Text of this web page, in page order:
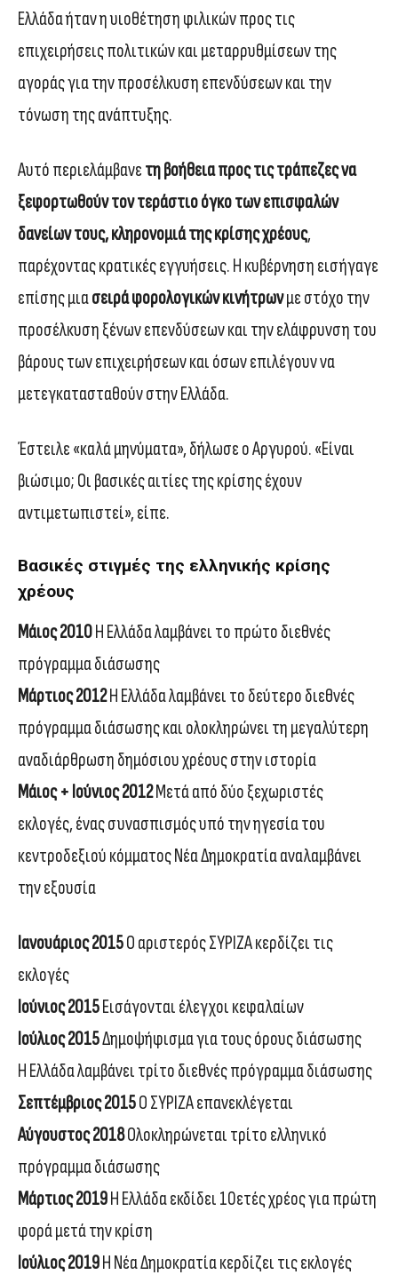
Ελλάδα ήταν η υιοθέτηση φιλικών προς τις
επιχειρήσεις πολιτικών και μεταρρυθμίσεων της
αγοράς για την προσέλκυση επενδύσεων και την
τόνωση της ανάπτυξης.
Αυτό περιελάμβανε τη βοήθεια προς τις τράπεζες να
ξεφορτωθούν τον τεράστιο όγκο των επισφαλών
δανείων τους, κληρονομιά της κρίσης χρέους,
παρέχοντας κρατικές εγγυήσεις. Η κυβέρνηση εισήγαγε
επίσης μιασειρά φορολογικών κινήτρωνμε στόχο την
προσέλκυση ξένων επενδύσεων και την ελάφρυνση του
βάρους των επιχειρήσεων και όσων επιλέγουν να
μετεγκατασταθούν στην Ελλάδα.
Έστειλε «καλά μηνύματα», δήλωσε ο Αργυρού. «Είναι
βιώσιμο; Οι βασικές αιτίες της κρίσης έχουν
αντιμετωπιστεί», είπε.
Βασικές στιγμές της ελληνικής κρίσης
χρέους
Μάιος 2010Η Ελλάδα λαμβάνει το πρώτο διεθνές
πρόγραμμα διάσωσης
Μάρτιος 2012Η Ελλάδα λαμβάνει το δεύτερο διεθνές
πρόγραμμα διάσωσης και ολοκληρώνει τη μεγαλύτερη
αναδιάρθρωση δημόσιου χρέους στην ιστορία
Μάιος + Ιούνιος 2012Μετά από δύο ξεχωριστές
εκλογές, ένας συνασπισμός υπό την ηγεσία του
κεντροδεξιού κόμματος Νέα Δημοκρατία αναλαμβάνει
την εξουσία
Ιανουάριος 2015Ο αριστερός ΣΥΡΙΖΑ κερδίζει τις
εκλογές
Ιούνιος 2015Εισάγονται έλεγχοι κεφαλαίων
Ιούλιος 2015Δημοψήφισμα για τους όρους διάσωσης
Η Ελλάδα λαμβάνει τρίτο διεθνές πρόγραμμα διάσωσης
Σεπτέμβριος 2015Ο ΣΥΡΙΖΑ επανεκλέγεται
Αύγουστος 2018Ολοκληρώνεται τρίτο ελληνικό
πρόγραμμα διάσωσης
Μάρτιος 2019Η Ελλάδα εκδίδει 10ετές χρέος για πρώτη
φορά μετά την κρίση
Ιούλιος 2019Η Νέα Δημοκρατία κερδίζει τις εκλογές